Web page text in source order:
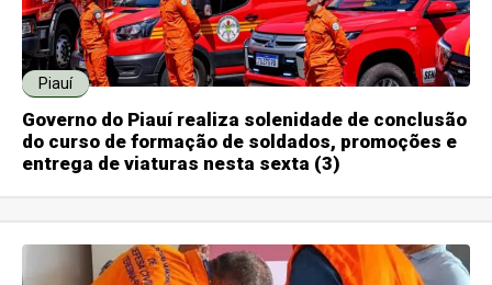
Piauí
Governo do Piauí realiza solenidade de conclusão
do curso de formação de soldados, promoções e
entrega de viaturas nesta sexta (3)